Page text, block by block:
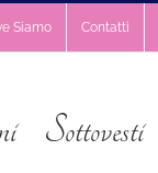
Siamo Contatti
Sottovesti